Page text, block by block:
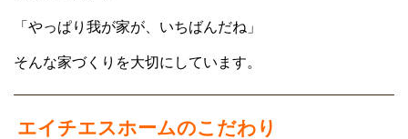
「やっぱり我が家が、いちばんだね」
そんな家づくりを大切にしています。
エイチエスホームのこだわり